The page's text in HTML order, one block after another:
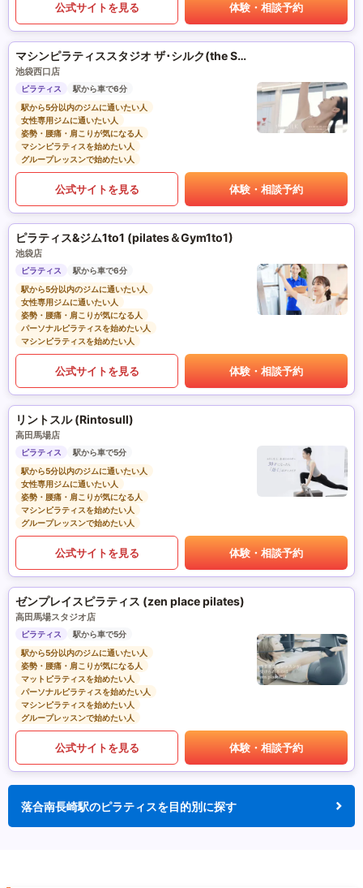
公式サイトを見る 体験・相談予約
マシンピラティススタジオ ザ･シルク(the SILK)
池袋西口店
ピラティス
駅から車で6分
駅から5分以内のジムに通いたい人
女性専用ジムに通いたい人
姿勢・腰痛・肩こりが気になる人
マシンピラティスを始めたい人
グループレッスンで始めたい人
公式サイトを見る 体験・相談予約
ピラティス&ジム1to1 (pilates＆Gym1to1)
池袋店
ピラティス
駅から車で6分
駅から5分以内のジムに通いたい人
女性専用ジムに通いたい人
姿勢・腰痛・肩こりが気になる人
パーソナルピラティスを始めたい人
マシンピラティスを始めたい人
公式サイトを見る 体験・相談予約
リントスル (Rintosull)
高田馬場店
ピラティス
駅から車で5分
駅から5分以内のジムに通いたい人
女性専用ジムに通いたい人
姿勢・腰痛・肩こりが気になる人
マシンピラティスを始めたい人
グループレッスンで始めたい人
公式サイトを見る 体験・相談予約
ゼンプレイスピラティス (zen place pilates)
高田馬場スタジオ店
ピラティス
駅から車で5分
駅から5分以内のジムに通いたい人
姿勢・腰痛・肩こりが気になる人
マットピラティスを始めたい人
パーソナルピラティスを始めたい人
マシンピラティスを始めたい人
グループレッスンで始めたい人
公式サイトを見る 体験・相談予約
落合南長崎駅のピラティスを目的別に探す